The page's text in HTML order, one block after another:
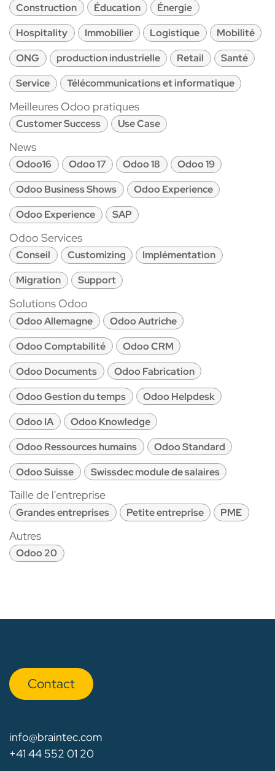
Construction
Éducation
Énergie
Hospitality
Immobilier Logistique
Mobilité
ONG
production industrielle Retail
Santé
Service
Télécommunications et informatique
Meilleures Odoo pratiques
Customer Success Use Case
News
Odoo16 Odoo 17 Odoo 18
Odoo 19
Odoo Business Shows
Odoo Experience
Odoo Experience
SAP
Odoo Services
Conseil Customizing
Implémentation
Migration
Support
Solutions Odoo
Odoo Allemagne
Odoo Autriche
Odoo Comptabilité
Odoo CRM
Odoo Documents
Odoo Fabrication
Odoo Gestion du temps
Odoo Helpdesk
Odoo IA
Odoo Knowledge
Odoo Ressources humains
Odoo Standard
Odoo Suisse
Swissdec module de salaires
Taille de l'entreprise
Grandes entreprises Petite entreprise PME
Autres
Odoo 20
Con​​​​tact
info@braintec.com
+41 44 552 01 20